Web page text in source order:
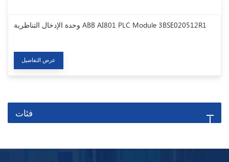
وحدة الإدخال التناظرية ABB AI801 PLC Module 3BSE020512R1
عرض التفاصيل
فئات